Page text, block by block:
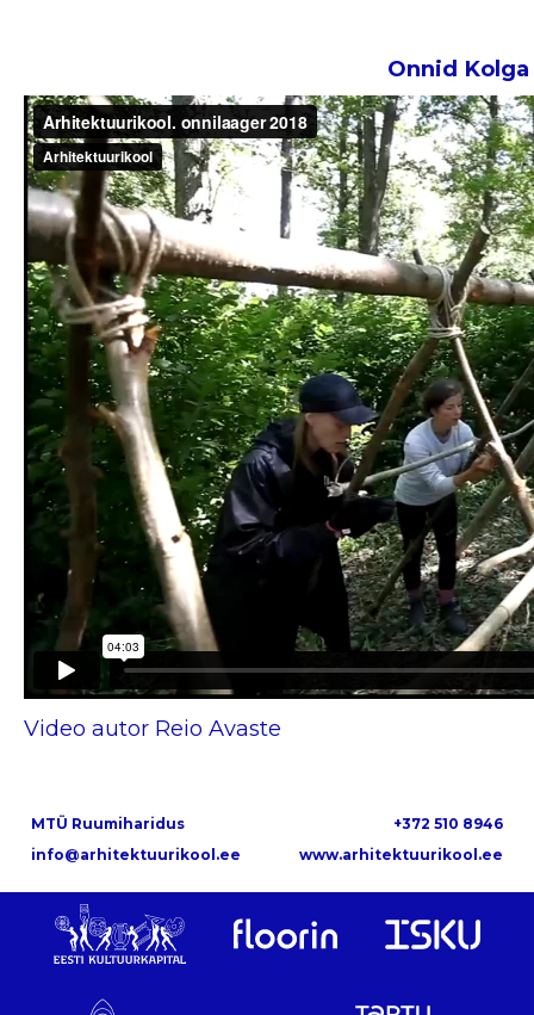
Onnid
Video autor Reio Avaste
MTÜ Ruumiharidus
+372 510 8946
info@arhitektuurikool.ee
www.arhitektuurikool.ee